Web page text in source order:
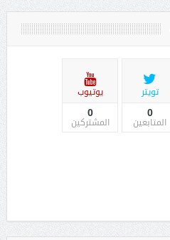
تويتر
0
المتابعين
يوتيوب
0
المشتركين